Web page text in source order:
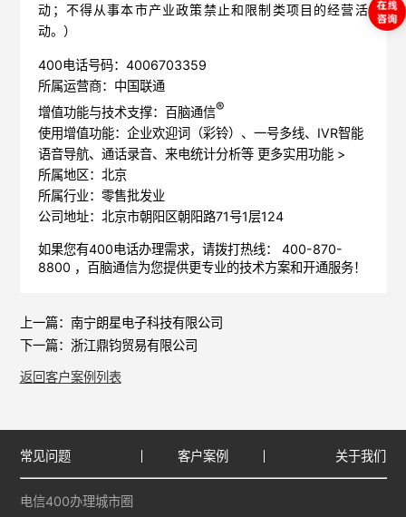
动；不得从事本市产业政策禁止和限制类项目的经营活
动。）
400电话号码：4006703359
所属运营商：中国联通
增值功能与技术支撑：百脑通信®
使用增值功能：企业欢迎词（彩铃）、一号多线、IVR智能
语音导航、通话录音、来电统计分析等 更多实用功能 >
所属地区：北京
所属行业：零售批发业
公司地址：北京市朝阳区朝阳路71号1层124
如果您有400电话办理需求，请拨打热线： 400-870-
8800 ， 百脑通信为您提供更专业的技术方案和开通服务！
上一篇： 南宁朗星电子科技有限公司
下一篇： 浙江鼎钧贸易有限公司
返回客户案例列表
常见问题 客户案例 关于我们
电信400办理城市圈